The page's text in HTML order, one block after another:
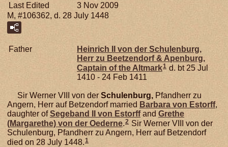
Last Edited
3 Nov 2009
M, #106362, d. 28 July 1448
Father Heinrich II von der Schulenburg,
Herr zu Beetzendorf & Apenburg,
Captain of the Altmark1 d. bt 25 Jul
1410 - 24 Feb 1411
Sir Werner VIII von der Schulenburg, Pfandherr zu
Angern, Herr auf Betzendorf married Barbara von Estorff,
daughter ofSegeband II von EstorffandGrethe
(Margarethe) von der Oederne.2 Sir Werner VIII von der
Schulenburg, Pfandherr zu Angern, Herr auf Betzendorf
died on 28 July 1448.1